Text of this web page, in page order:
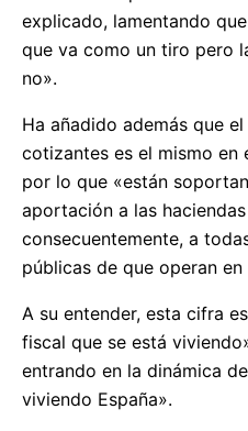
explicado, lamentando
que va como un tiro pero
no».
Ha añadido además que
cotizantes es el mismo en
por lo que «están
aportación a las
consecuentemente, a
públicas de que operan en
A su entender, esta cifra
fiscal que se está
entrando en la dinámica
viviendo España».